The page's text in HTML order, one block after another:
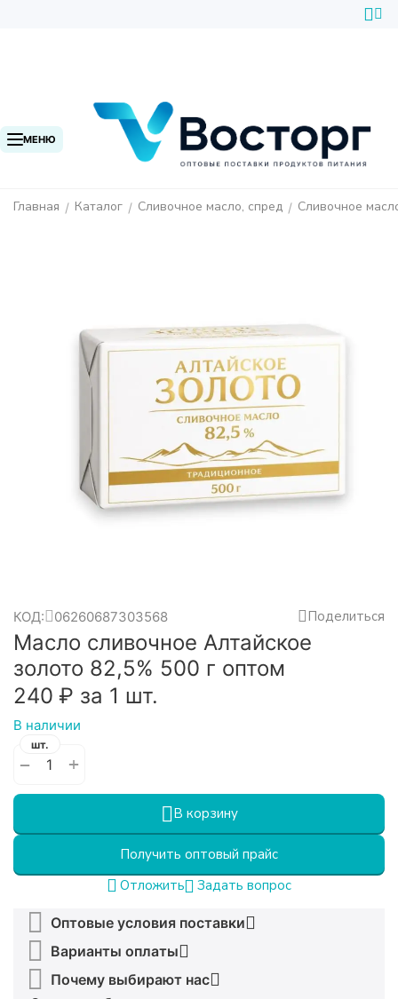
МЕНЮ
Главная / Каталог / Сливочное масло, спред / Сливочное
КОД: 06260687303568 Поделиться
Масло сливочное Алтайское
золото 82,5% 500 г оптом
‍240‍ ₽ за 1 шт.
В наличии
− +
шт.
В корзину
Получить оптовый прайс
Отложить
Задать вопрос
Оптовые условия поставки
Варианты оплаты
Почему выбирают нас